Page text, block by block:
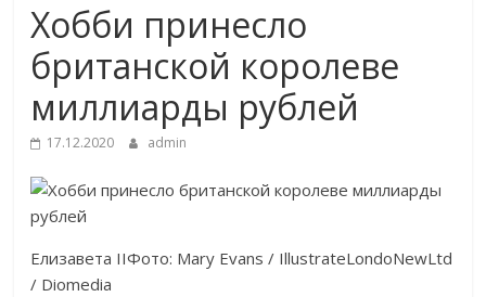
Хобби принесло
британской королеве
миллиарды рублей
17.12.2020 admin
Елизавета IIФото: Mary Evans / IllustrateLondoNewLtd
/ Diomedia